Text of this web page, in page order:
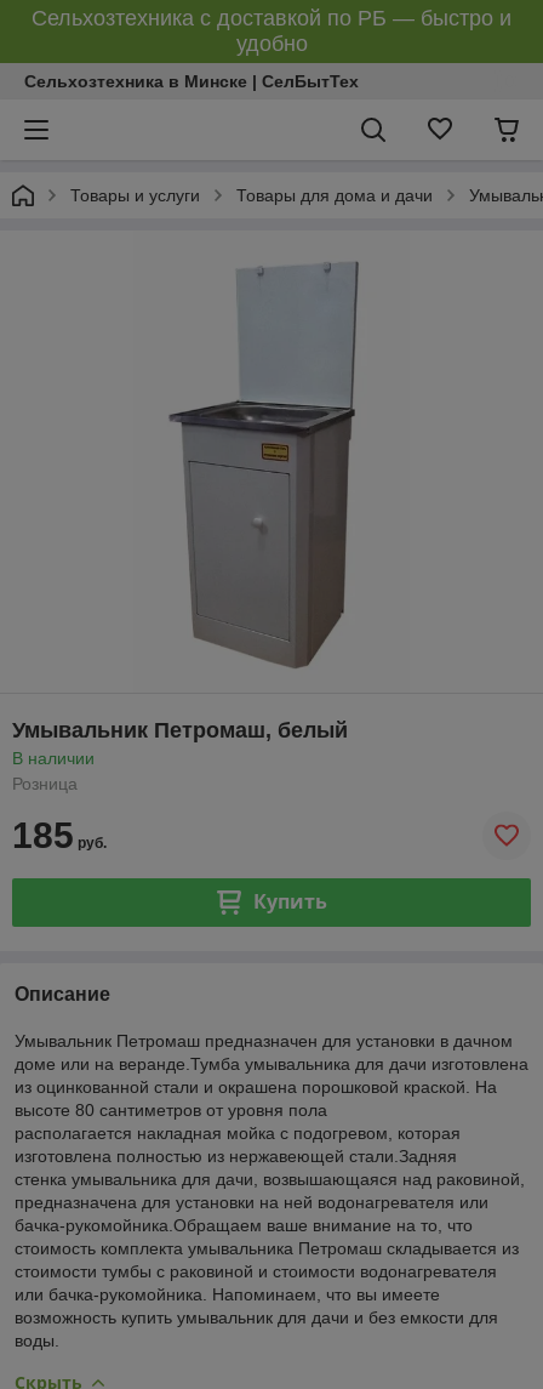
Сельхозтехника с доставкой по РБ — быстро и
удобно
Сельхозтехника в Минске | СелБытТех
Товары и услуги Товары для дома и дачи
Умывальник Петромаш, белый
В наличии
Розница
185 руб.
Купить
Описание
Умывальник Петромаш предназначен для установки в дачном
доме или на веранде.Тумба умывальника для дачи изготовлена
из оцинкованной стали и окрашена порошковой краской. На
высоте 80 сантиметров от уровня пола
располагается накладная мойка с подогревом, которая
изготовлена полностью из нержавеющей стали.Задняя
стенка умывальника для дачи, возвышающаяся над раковиной,
предназначена для установки на ней водонагревателя или
бачка-рукомойника.Обращаем ваше внимание на то, что
стоимость комплекта умывальника Петромаш складывается из
стоимости тумбы с раковиной и стоимости водонагревателя
или бачка-рукомойника. Напоминаем, что вы имеете
возможность купить умывальник для дачи и без емкости для
воды.
Скрыть